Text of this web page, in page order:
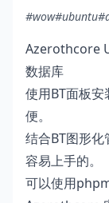
#wow#ubuntu
Azerothcore
数据库
使用BT面板
便。
结合BT图形
容易上手的。
可以使用